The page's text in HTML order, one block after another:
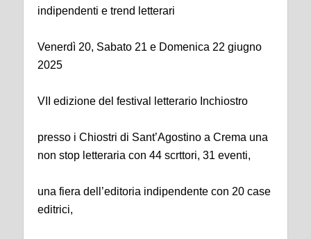
indipendenti e trend letterari
Venerdì 20, Sabato 21 e Domenica 22 giugno
2025
VII edizione del festival letterario Inchiostro
presso i Chiostri di Sant’Agostino a Crema una
non stop letteraria con 44 scrttori, 31 eventi,
una fiera dell’editoria indipendente con 20 case
editrici,